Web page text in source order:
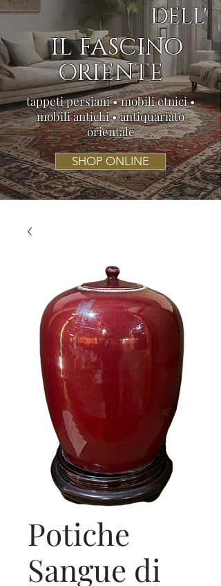
DELL'
IL FASCINO
ORIENTE
tappeti persiani • mobili etnici •
mobili antichi • antiquariato
orientale
SHOP ONLINE
Potiche
Sangue di